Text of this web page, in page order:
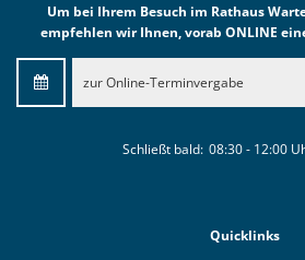
Um bei Ihrem Besuch im Rathaus
empfehlen wir Ihnen, vorab ONLINE
zur Online-Terminvergabe
Klicken, um weitere
Schließt bald: 08:30- 12:00
Quicklinks